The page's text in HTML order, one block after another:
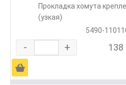
Прокладка хомута
(узкая)
5490-
- + 138
Ä